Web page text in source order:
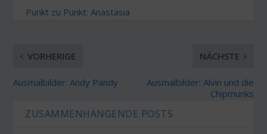
Punkt zu Punkt: Anastasia
VORHERIGE
Ausmalbilder: Andy Pandy
NÄCHSTE
Ausmalbilder: Alvin und die
Chipmunks
ZUSAMMENHÄNGENDE POSTS